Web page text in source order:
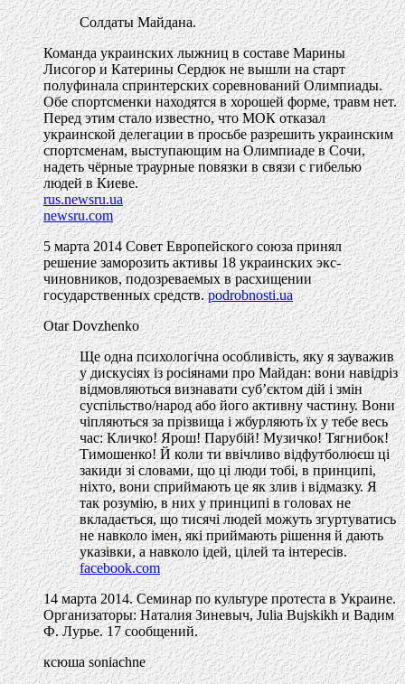
Солдаты Майдана.
Команда украинских лыжниц в составе Марины
Лисогор и Катерины Сердюк не вышли на старт
полуфинала спринтерских соревнований Олимпиады.
Обе спортсменки находятся в хорошей форме, травм нет.
Перед этим стало известно, что МОК отказал
украинской делегации в просьбе разрешить украинским
спортсменам, выступающим на Олимпиаде в Сочи,
надеть чёрные траурные повязки в связи с гибелью
людей в Киеве.
rus.newsru.ua
newsru.com
5 марта 2014 Совет Европейского союза принял
решение заморозить активы 18 украинских экс-
чиновников, подозреваемых в расхищении
государственных средств.podrobnosti.ua
Otar Dovzhenko
Ще одна психологічна особливість, яку я зауважив
у дискусіях із росіянами про Майдан: вони навідріз
відмовляються визнавати суб’єктом дій і змін
суспільство/народ або його активну частину. Вони
чіпляються за прізвища і жбурляють їх у тебе весь
час: Кличко! Ярош! Парубій! Музичко! Тягнибок!
Тимошенко! Й коли ти ввічливо відфутболюєш ці
закиди зі словами, що ці люди тобі, в принципі,
ніхто, вони сприймають це як злив і відмазку. Я
так розумію, в них у принципі в головах не
вкладається, що тисячі людей можуть згуртуватись
не навколо імен, які приймають рішення й дають
указівки, а навколо ідей, цілей та інтересів.
facebook.com
14 марта 2014. Семинар по культуре протеста в Украине.
Организаторы: Наталия Зиневыч, Julia Bujskikh и Вадим
Ф. Лурье. 17 сообщений.
ксюша soniachne